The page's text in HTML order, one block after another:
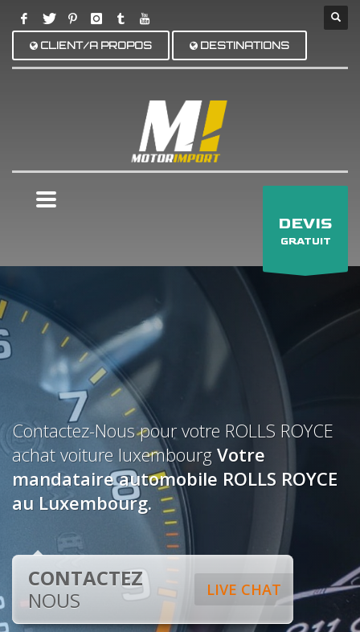
CLIENT/A PROPOS DESTINATIONS
DEVIS
GRATUIT
Contactez-Nous pour votre ROLLS ROYCE
achat voiture luxembourg Votre
mandataire automobile ROLLS ROYCE
au Luxembourg.
LIVE CHAT
CONTACTEZ
NOUS